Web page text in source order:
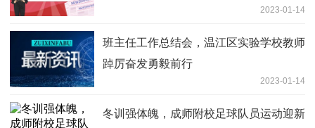
2023-01-14
班主任工作总结会，温江区实验学校教师
踔厉奋发勇毅前行
2023-01-14
冬训强体魄，成师附校足球队员运动迎新